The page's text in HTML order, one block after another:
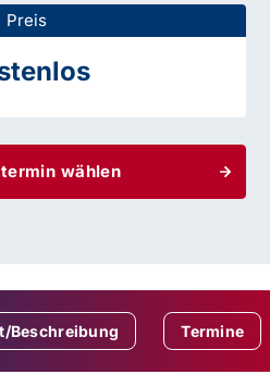
Preis
wählen
Beschreibung Termine